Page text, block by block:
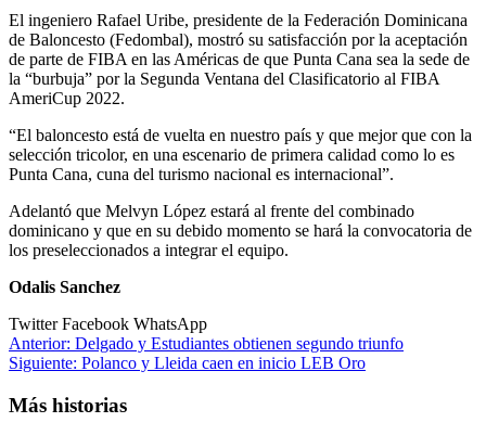
El ingeniero Rafael Uribe, presidente de la Federación Dominicana
de Baloncesto (Fedombal), mostró su satisfacción por la aceptación
de parte de FIBA en las Américas de que Punta Cana sea la sede de
la “burbuja” por la Segunda Ventana del Clasificatorio al FIBA
AmeriCup 2022.
“El baloncesto está de vuelta en nuestro país y que mejor que con la
selección tricolor, en una escenario de primera calidad como lo es
Punta Cana, cuna del turismo nacional es internacional”.
Adelantó que Melvyn López estará al frente del combinado
dominicano y que en su debido momento se hará la convocatoria de
los preseleccionados a integrar el equipo.
Odalis Sanchez
TwitterFacebook WhatsApp
Navegación
de
entradas
Anterior: Delgado y Estudiantes obtienen segundo triunfo
Siguiente: Polanco y Lleida caen en inicio LEB Oro
Más historias